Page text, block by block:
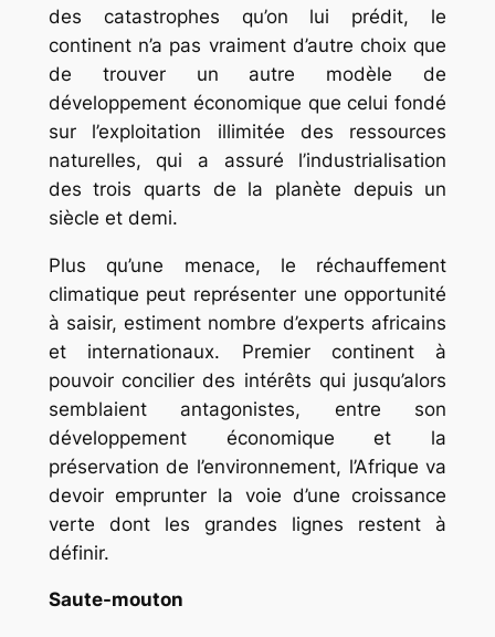
des catastrophes qu’on lui prédit, le
continent n’a pas vraiment d’autre choix que
de trouver un autre modèle de
développement économique que celui fondé
sur l’exploitation illimitée des ressources
naturelles, qui a assuré l’industrialisation
des trois quarts de la planète depuis un
siècle et demi.
Plus qu’une menace, le réchauffement
climatique peut représenter une opportunité
à saisir, estiment nombre d’experts africains
et internationaux. Premier continent à
pouvoir concilier des intérêts qui jusqu’alors
semblaient antagonistes, entre son
développement économique et la
préservation de l’environnement, l’Afrique va
devoir emprunter la voie d’une croissance
verte dont les grandes lignes restent à
définir.
Saute-mouton